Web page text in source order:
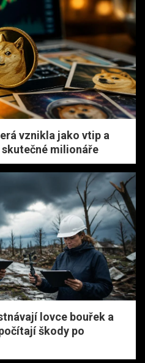
vznikla jako vtip a
milionáře
lovce bouřek a
škody po